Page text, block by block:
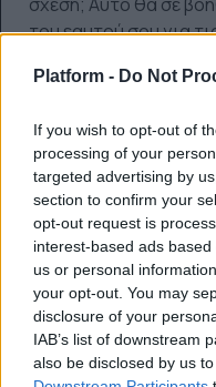
Platform - Do Not
If you wish to opt-out of
processing of your
targeted advertising by
section to confirm your
opt-out request is
interest-based ads
us or personal
your opt-out. You may
disclosure of your
IAB’s list of downstream
also be disclosed by us
του εαυτού σου για
ρίχνεις την ευθύνη
πολύπλοκες, αλλά
βρεις, δεν την
χρονική στιγμή.
πάντα θα
δυσκολίες. Μία καλή
διαχειρίζεσαι και να
είναι καλή, η single
υπέροχες στιγμές.